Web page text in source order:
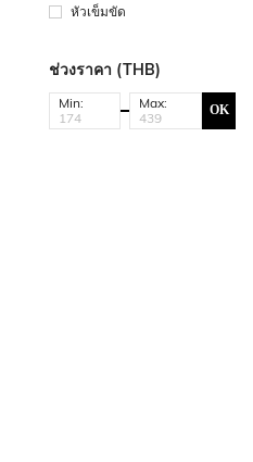
หัวเข็มขัด
ช่วงราคา (THB)
Min: Max: OK